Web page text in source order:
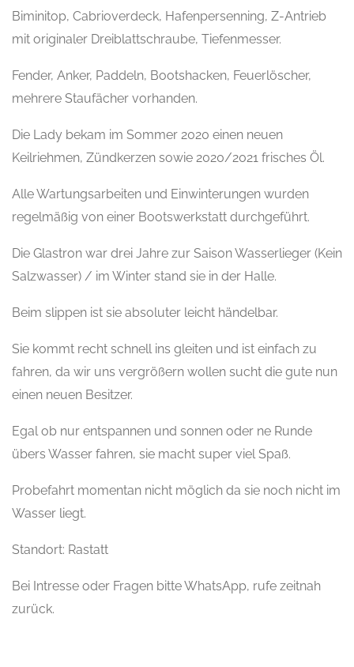
Biminitop, Cabrioverdeck, Hafenpersenning, Z-Antrieb
mit originaler Dreiblattschraube, Tiefenmesser.
Fender, Anker, Paddeln, Bootshacken, Feuerlöscher,
mehrere Staufächer vorhanden.
Die Lady bekam im Sommer 2020 einen neuen
Keilriehmen, Zündkerzen sowie 2020/2021 frisches Öl.
Alle Wartungsarbeiten und Einwinterungen wurden
regelmäßig von einer Bootswerkstatt durchgeführt.
Die Glastron war drei Jahre zur Saison Wasserlieger (Kein
Salzwasser) / im Winter stand sie in der Halle.
Beim slippen ist sie absoluter leicht händelbar.
Sie kommt recht schnell ins gleiten und ist einfach zu
fahren, da wir uns vergrößern wollen sucht die gute nun
einen neuen Besitzer.
Egal ob nur entspannen und sonnen oder ne Runde
übers Wasser fahren, sie macht super viel Spaß.
Probefahrt momentan nicht möglich da sie noch nicht im
Wasser liegt.
Standort: Rastatt
Bei Intresse oder Fragen bitte WhatsApp, rufe zeitnah
zurück.